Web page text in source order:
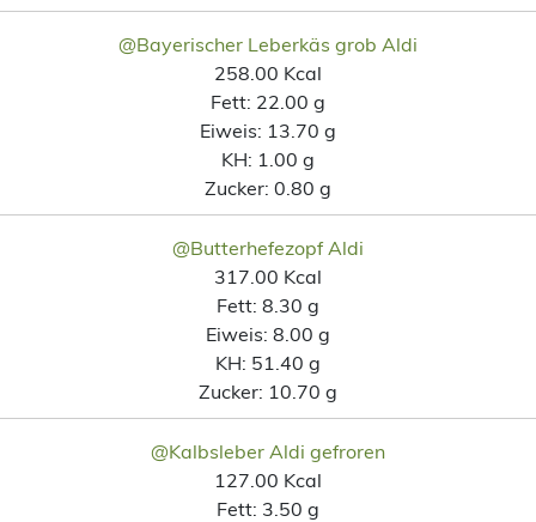
@Bayerischer Leberkäs grob Aldi
258.00 Kcal
Fett: 22.00 g
Eiweis: 13.70 g
KH: 1.00 g
Zucker: 0.80 g
@Butterhefezopf Aldi
317.00 Kcal
Fett: 8.30 g
Eiweis: 8.00 g
KH: 51.40 g
Zucker: 10.70 g
@Kalbsleber Aldi gefroren
127.00 Kcal
Fett: 3.50 g